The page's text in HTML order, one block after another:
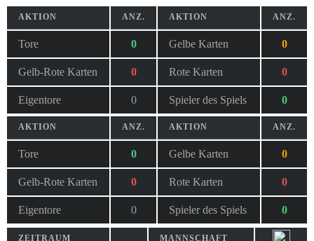
AKTION ANZ. AKTION ANZ.
Tore 0 Gelbe Karten 0
Gelb-Rote Karten 0 Rote Karten 0
Eigentore 0 Spieler des Spiels 0
AKTION ANZ. AKTION ANZ.
Tore 0 Gelbe Karten 0
Gelb-Rote Karten 0 Rote Karten 0
Eigentore 0 Spieler des Spiels 0
ZEITRAUM MANNSCHAFT